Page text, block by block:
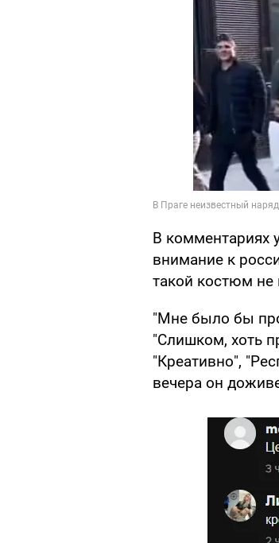
В комментариях
внимание к
такой костюм не
"Мне было бы
"Слишком, хоть
"Креативно",
вечера он